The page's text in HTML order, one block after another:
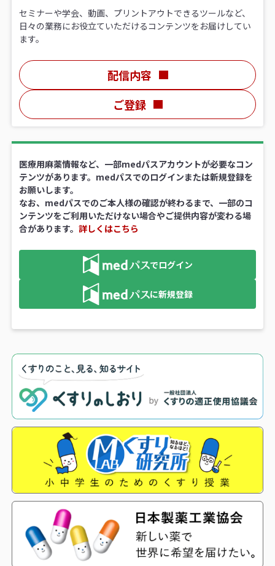
セミナーや学会、動画、プリントアウトできるツールなど、
日々の業務にお役立ていただけるコンテンツをお届けしてい
ます。
配信内容
ご登録
医療用麻薬情報など、一部medパスアカウントが必要なコン
テンツがあります。medパスでのログインまたは新規登録を
お願いします。
なお、medパスでのご本人様の確認が終わるまで、一部のコ
ンテンツをご利用いただけない場合やご提供内容が変わる場
合があります。詳しくはこちら
でログイン
に新規登録